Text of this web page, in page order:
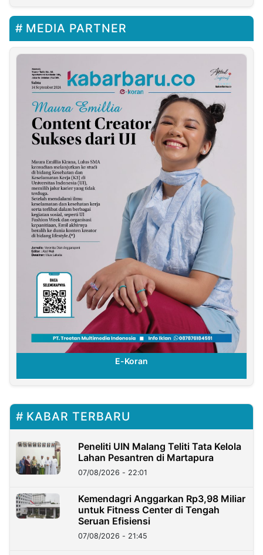
MEDIA PARTNER
E-Koran
KABAR TERBARU
Peneliti UIN Malang Teliti Tata Kelola
Lahan Pesantren di Martapura
07/08/2026 - 22:01
Kemendagri Anggarkan Rp3,98 Miliar
untuk Fitness Center di Tengah
Seruan Efisiensi
07/08/2026 - 21:45